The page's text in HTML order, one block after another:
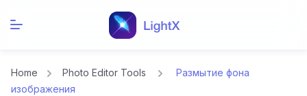
Home Photo Editor Tools
Размытие фона
изображения